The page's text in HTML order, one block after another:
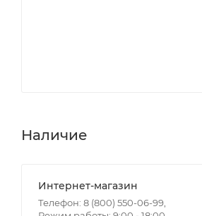
Наличие
Интернет-магазин
Телефон: 8 (800) 550-06-99,